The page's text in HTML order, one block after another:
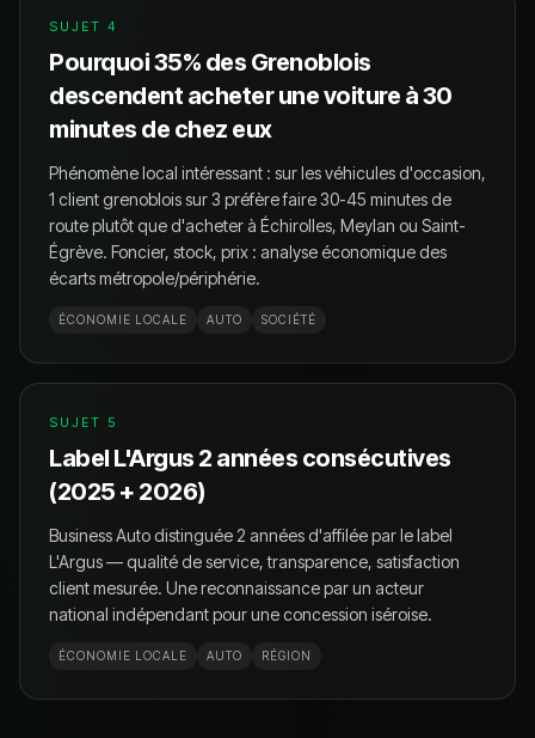
SUJET 4
Pourquoi 35% des Grenoblois
descendent acheter une voiture à 30
minutes de chez eux
Phénomène local intéressant : sur les véhicules d'occasion,
1 client grenoblois sur 3 préfère faire 30-45 minutes de
route plutôt que d'acheter à Échirolles, Meylan ou Saint-
Égrève. Foncier, stock, prix : analyse économique des
écarts métropole/périphérie.
ÉCONOMIE LOCALE AUTO SOCIÉTÉ
SUJET 5
Label L'Argus 2 années consécutives
(2025 + 2026)
Business Auto distinguée 2 années d'affilée par le label
L'Argus — qualité de service, transparence, satisfaction
client mesurée. Une reconnaissance par un acteur
national indépendant pour une concession iséroise.
ÉCONOMIE LOCALE AUTO RÉGION